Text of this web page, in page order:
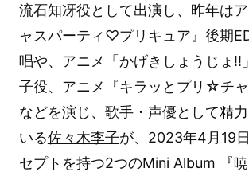
流石知冴役として出演し、昨年は
ャスパーティ♡プリキュア』後期
唱や、アニメ「かげきしょうじょ!!
子役、アニメ『キラッとプリ☆チ
などを演じ、歌手・声優として精
いる佐々木李子が、2023年4月19
セプトを持つ2つのMini Album 『